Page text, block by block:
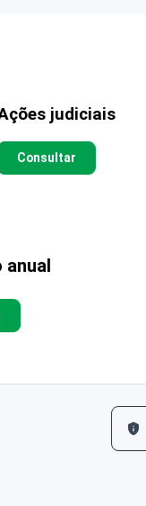
judiciais
Consultar
anual